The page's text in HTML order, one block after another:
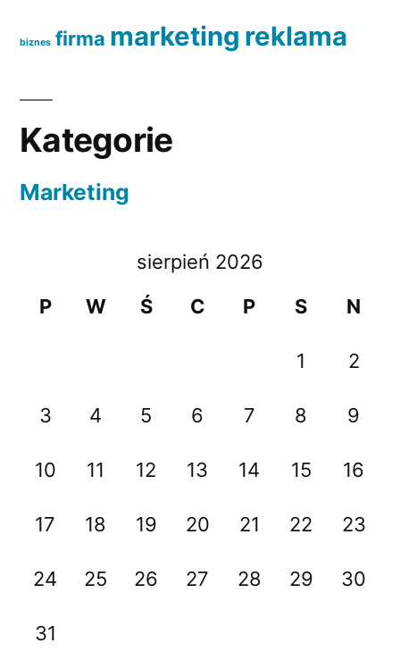
biznes firma marketing reklama
Kategorie
Marketing
sierpień 2026
P
W Ś C P S N
1 2
3 4 5 6 7 8 9
10 11 12 13 14 15 16
17 18 19 20 21 22 23
24 25 26 27 28 29 30
31